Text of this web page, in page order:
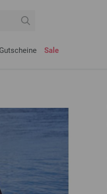
Gutscheine Sale